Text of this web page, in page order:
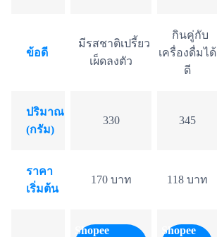
ข้อดี
มีรสชาติเปรี้ยว
เผ็ดลงตัว
กินคู่กับ
เครื่องดื่มได้
ดี
ปริมาณ
(กรัม)
330 345
ราคา
เริ่มต้น
170 บาท 118 บาท
Shopee Shopee